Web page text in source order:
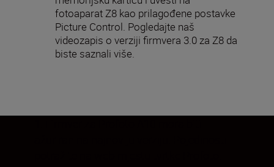
fotoaparat Z8 kao prilagođene postavke
Picture Control. Pogledajte naš
videozapis o verziji firmvera 3.0 za Z8 da
biste saznali više.